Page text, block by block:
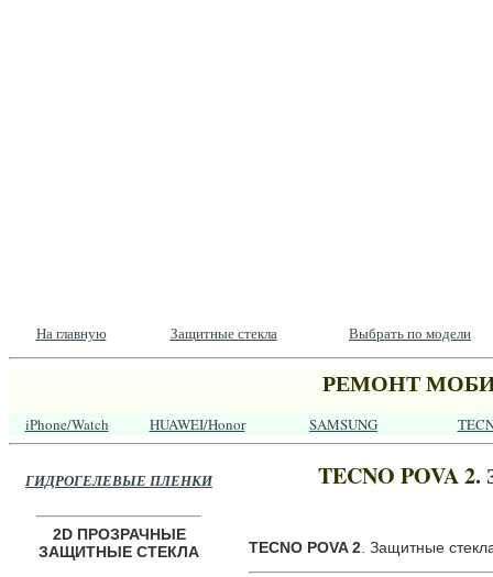
На главную Защитные стекла Выбрать по модели
РЕМОНТ
iPhone/Watch HUAWEI/Honor SAMSUNG
ГИДРОГЕЛЕВЫЕ ПЛЕНКИ
2D ПРОЗРАЧНЫЕ
ЗАЩИТНЫЕ СТЕКЛА
TECNO POVA 2.
TECNO POVA 2. Защитные